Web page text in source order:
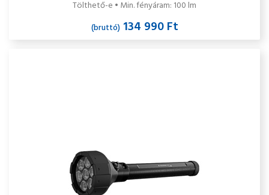
Tölthető-e • Min. fényáram: 100 lm
(bruttó)134 990 Ft